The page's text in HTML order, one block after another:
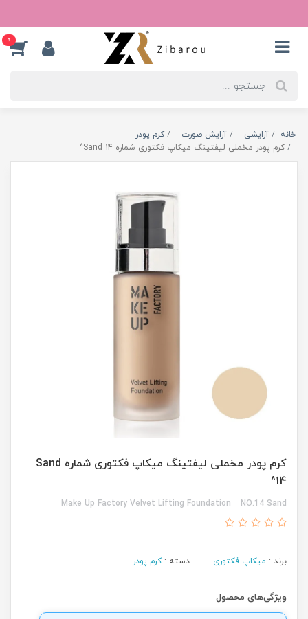
0
خانه آرایشی آرایش صورت
کرم پودر
کرم پودر مخملی لیفتینگ میکاپ فکتوری شماره Sand 14^
کرم پودر مخملی لیفتینگ میکاپ فکتوری شماره Sand
14^
Make Up Factory Velvet Lifting Foundation – NO.14 Sand
برند : میکاپ فکتوری دسته :کرم پودر
ویژگی‌های محصول